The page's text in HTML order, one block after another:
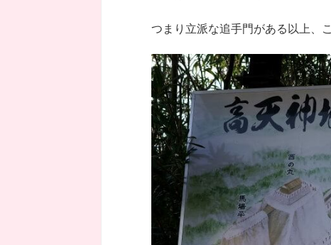
つまり立派な追手門がある以上、